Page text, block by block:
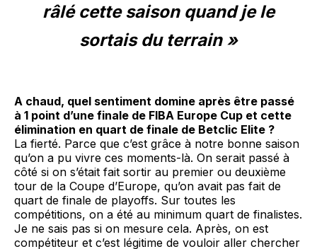
râlé cette saison quand je le
sortais du terrain »
A chaud, quel sentiment domine après être passé
à 1 point d’une finale de FIBA Europe Cup et cette
élimination en quart de finale de Betclic Elite ?
La fierté. Parce que c’est grâce à notre bonne saison
qu’on a pu vivre ces moments-là. On serait passé à
côté si on s’était fait sortir au premier ou deuxième
tour de la Coupe d’Europe, qu’on avait pas fait de
quart de finale de playoffs. Sur toutes les
compétitions, on a été au minimum quart de finalistes.
Je ne sais pas si on mesure cela. Après, on est
compétiteur et c’est légitime de vouloir aller chercher